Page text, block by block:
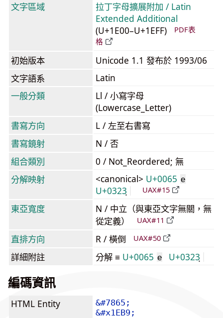
文字區域
拉丁字母擴展附加 / Latin
Extended Additional
(U+1E00–U+1EFF)
PDF表
格
初始版本
Unicode 1.1 發布於 1993/06
文字語系
Latin
一般分類
Ll / 小寫字母
(Lowercase_Letter)
書寫方向
L / 左至右書寫
書寫鏡射
N / 否
組合類別
0 / Not_Reordered; 無
分解映射
<canonical> U+0065 e
U+0323 UAX#15
東亞寬度
N / 中立（與東亞文字無關，無
從定義）
UAX#11
直排方向 R / 橫倒 UAX#50
詳細附註 分解 ≡ U+0065 e U+0323
編碼資訊
HTML Entity
&#7865;
&#x1EB9;